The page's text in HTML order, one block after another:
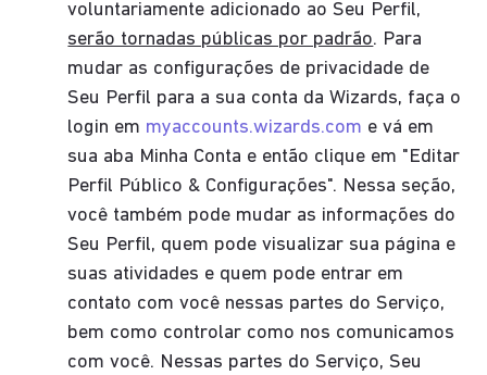
voluntariamente adicionado ao Seu Perfil,
serão tornadas públicas por padrão. Para
mudar as configurações de privacidade de
Seu Perfil para a sua conta da Wizards, faça o
login em myaccounts.wizards.com e vá em
sua aba Minha Conta e então clique em "Editar
Perfil Público & Configurações". Nessa seção,
você também pode mudar as informações do
Seu Perfil, quem pode visualizar sua página e
suas atividades e quem pode entrar em
contato com você nessas partes do Serviço,
bem como controlar como nos comunicamos
com você. Nessas partes do Serviço, Seu